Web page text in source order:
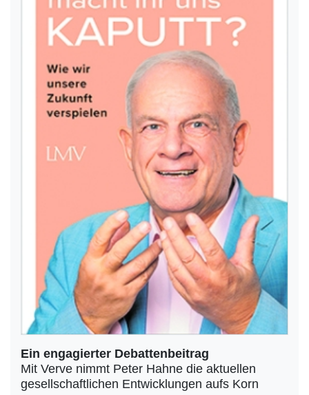
Ein engagierter Debattenbeitrag
Mit Verve nimmt Peter Hahne die aktuellen
gesellschaftlichen Entwicklungen aufs Korn